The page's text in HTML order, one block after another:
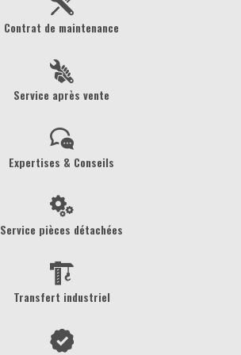
Contrat de maintenance
Service après vente
Expertises & Conseils
Service pièces détachées
Transfert industriel